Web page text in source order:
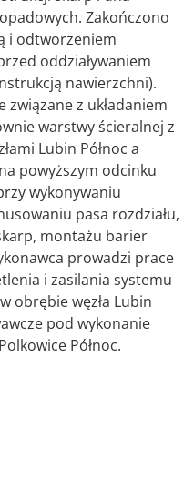
Zakończono
i odtworzeniem
oddziaływaniem
nawierzchni).
z układaniem
warstwy ścieralnej z
Lubin Północ a
powyższym odcinku
wykonywaniu
pasa rozdziału,
montażu barier
prowadzi prace
i zasilania systemu
obrębie węzła Lubin
pod wykonanie
Północ.